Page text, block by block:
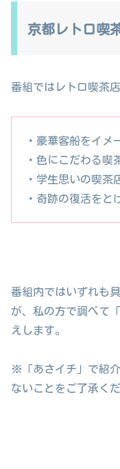
京都レトロ喫
番組ではレトロ喫茶
・豪華客船をイメ
・色にこだわる喫
・学生思いの喫茶
・奇跡の復活をと
番組内ではいずれも
が、私の方で調べて
えします。
※「あさイチ」で紹
ないことをご了承くだ